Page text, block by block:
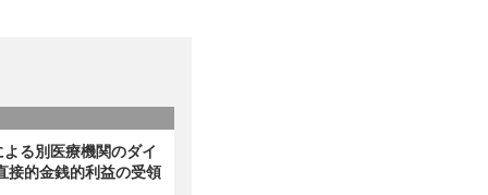
る別医療機関のダイ
接的金銭的利益の受領